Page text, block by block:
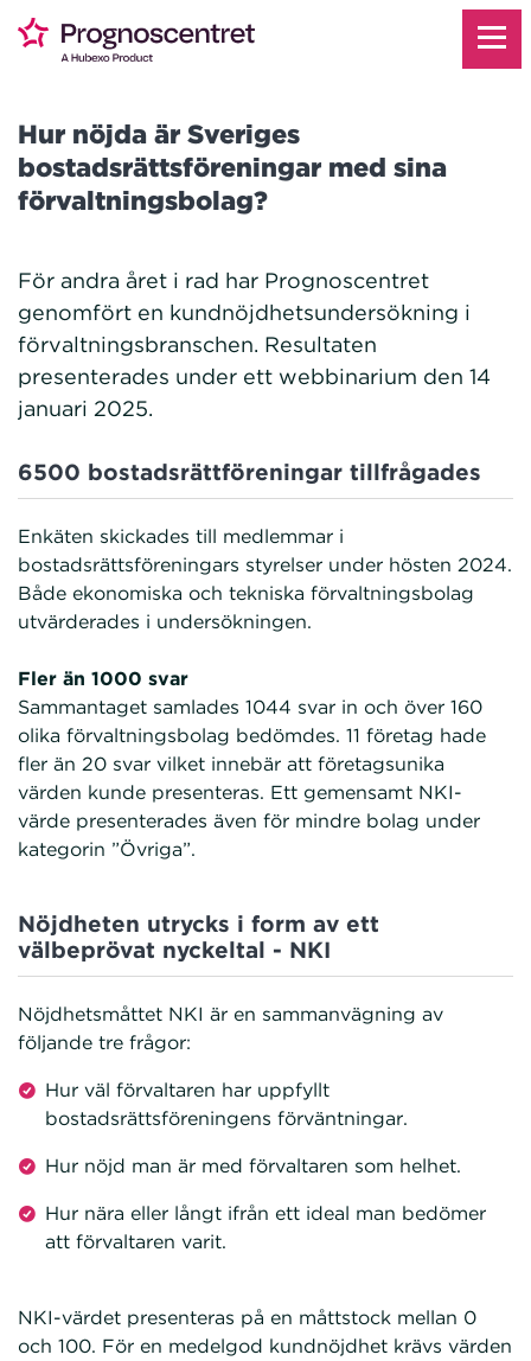
Hur nöjda är Sveriges
bostadsrättsföreningar med sina
förvaltningsbolag?
För andra året i rad har Prognoscentret
genomfört en kundnöjdhetsundersökning i
förvaltningsbranschen. Resultaten
presenterades under ett webbinarium den 14
januari 2025.
6500 bostadsrättföreningar tillfrågades
Enkäten skickades till medlemmar i
bostadsrättsföreningars styrelser under hösten 2024.
Både ekonomiska och tekniska förvaltningsbolag
utvärderades i undersökningen.
Fler än 1000 svar
Sammantaget samlades 1044 svar in och över 160
olika förvaltningsbolag bedömdes. 11 företag hade
fler än 20 svar vilket innebär att företagsunika
värden kunde presenteras. Ett gemensamt NKI-
värde presenterades även för mindre bolag under
kategorin ”Övriga”.
Nöjdheten utrycks i form av ett
välbeprövat nyckeltal - NKI
Nöjdhetsmåttet NKI är en sammanvägning av
följande tre frågor:
Hur väl förvaltaren har uppfyllt
bostadsrättsföreningens förväntningar.
Hur nöjd man är med förvaltaren som helhet.
Hur nära eller långt ifrån ett ideal man bedömer
att förvaltaren varit.
NKI-värdet presenteras på en måttstock mellan 0
och 100. För en medelgod kundnöjdhet krävs värden